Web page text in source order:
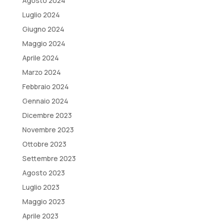
Luglio 2024
Giugno 2024
Maggio 2024
Aprile 2024
Marzo 2024
Febbraio 2024
Gennaio 2024
Dicembre 2023
Novembre 2023
Ottobre 2023
Settembre 2023
Agosto 2023
Luglio 2023
Maggio 2023
Aprile 2023